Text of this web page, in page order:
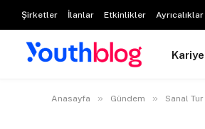
Şirketler İlanlar Etkinlikler Ayrıcalıklar
Anasayfa » Gündem » Sanal